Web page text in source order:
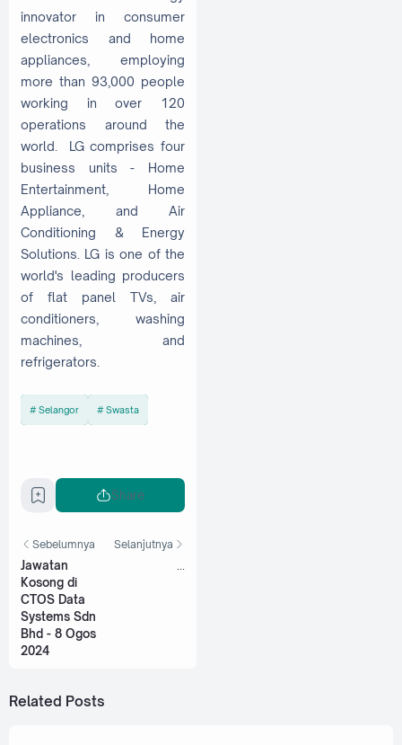
innovator in consumer
electronics and home
appliances, employing
more than 93,000 people
working in over 120
operations around the
world. LG comprises four
business units - Home
Entertainment, Home
Appliance, and Air
Conditioning & Energy
Solutions. LG is one of the
world's leading producers
of flat panel TVs, air
conditioners, washing
machines, and
refrigerators.
Selangor Swasta
Share
Sebelumnya
Jawatan
Kosong di
CTOS Data
Systems Sdn
Bhd - 8 Ogos
2024
Selanjutnya
Related Posts